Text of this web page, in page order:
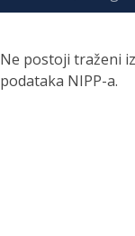
Ne postoji traženi
podataka NIPP-a.